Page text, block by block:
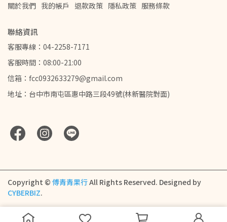
關於我們 我的帳戶 退款政策 隱私政策 服務條款
聯絡資訊
客服專線：04-2258-7171
客服時間：08:00-21:00
信箱：fcc0932633279@gmail.com
地址：台中市南屯區惠中路三段49號(林新醫院對面)
Copyright © 傅青青果行All Rights Reserved. Designed by
CYBERBIZ.